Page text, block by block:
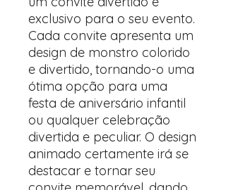
exclusivo para o seu evento.
Cada convite apresenta um
design de monstro colorido
e divertido, tornando-o uma
ótima opção para uma
festa de aniversário infantil
ou qualquer celebração
divertida e peculiar. O design
animado certamente irá se
destacar e tornar seu